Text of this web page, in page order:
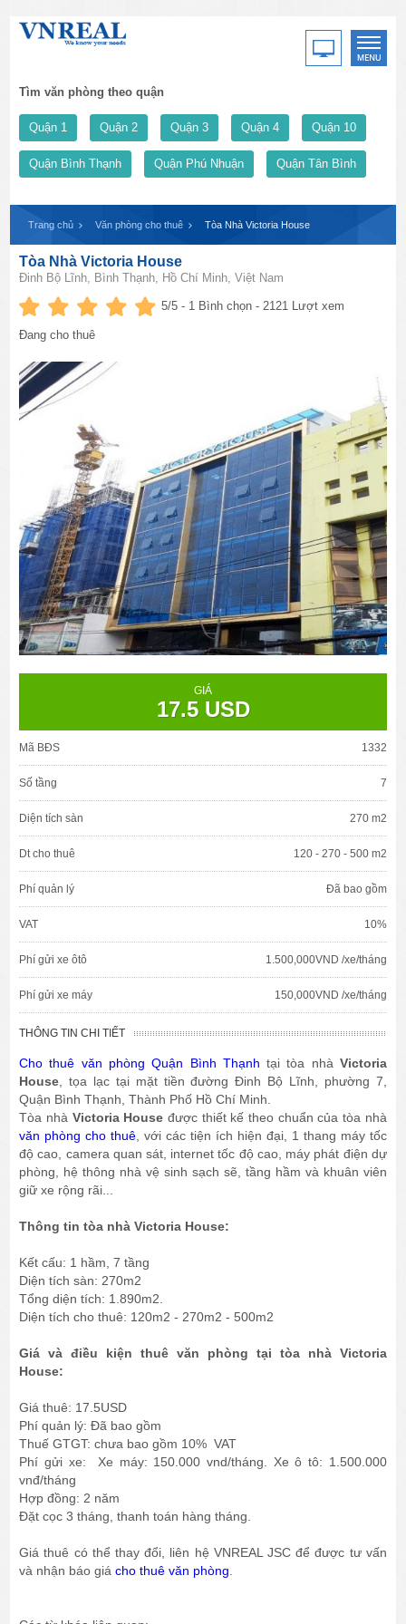
Tìm văn phòng theo quận
Quận 1 Quận 2 Quận 3 Quận 4 Quận 10
Quận Bình Thạnh Quận Phú Nhuận Quận Tân Bình
Trang chủ Văn phòng cho thuê Tòa Nhà Victoria House
Tòa Nhà Victoria House
Đinh Bộ Lĩnh, Bình Thạnh, Hồ Chí Minh, Việt Nam
5/5 - 1 Bình chọn - 2121 Lượt xem
Đang cho thuê
GIÁ
17.5 USD
Mã BĐS 1332
Số tầng 7
Diện tích sàn 270 m2
Dt cho thuê 120 - 270 - 500 m2
Phí quản lý Đã bao gồm
VAT 10%
Phí gửi xe ôtô 1.500,000VND /xe/tháng
Phí gửi xe máy 150,000VND /xe/tháng
THÔNG TIN CHI TIẾT
Cho thuê văn phòng Quận Bình Thạnh tại tòa nhà Victoria
House , tọa lạc tại mặt tiền đường Đinh Bộ Lĩnh, phường 7,
Quận Bình Thạnh, Thành Phố Hồ Chí Minh.
Tòa nhà Victoria House được thiết kế theo chuẩn của tòa nhà
văn phòng cho thuê , với các tiện ích hiện đại, 1 thang máy tốc
độ cao, camera quan sát, internet tốc độ cao, máy phát điện dự
phòng, hệ thông nhà vệ sinh sạch sẽ, tầng hầm và khuân viên
giữ xe rộng rãi...
Thông tin tòa nhà Victoria House:
Kết cấu: 1 hầm, 7 tầng
Diện tích sàn: 270m2
Tổng diện tích: 1.890m2.
Diện tích cho thuê: 120m2 - 270m2 - 500m2
Giá và điều kiện thuê văn phòng tại tòa nhà Victoria
House:
Giá thuê: 17.5USD
Phí quản lý: Đã bao gồm
Thuế GTGT: chưa bao gồm 10% VAT
Phí gửi xe: Xe máy: 150.000 vnd/tháng. Xe ô tô: 1.500.000
vnđ/tháng
Hợp đồng: 2 năm
Đặt cọc 3 tháng, thanh toán hàng tháng.
Giá thuê có thể thay đổi, liên hệ VNREAL JSC để được tư vấn
và nhận báo giácho thuê văn phòng